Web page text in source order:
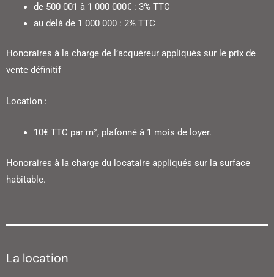
de 500 001 à 1 000 000€ : 3% TTC
au delà de 1 000 000 : 2% TTC
Honoraires à la charge de l’acquéreur appliqués sur le prix de
vente définitif
Location :
10€ TTC par m², plafonné à 1 mois de loyer.
Honoraires à la charge du locataire appliqués sur la surface
habitable.
La location